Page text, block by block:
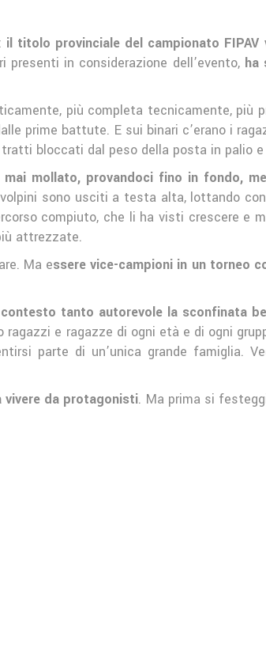
il titolo provinciale del campionato
in considerazione dell’evento, ha
più completa tecnicamente,
prime battute. E sui binari c’erano i
bloccati dal peso della posta in palio
mollato, provandoci fino in fondo,
sono usciti a testa alta, lottando
compiuto, che li ha visti crescere e
attrezzate.
Ma essere vice-campioni in un torneo
tanto autorevole la sconfinata
ragazzi e ragazze di ogni età e di ogni
parte di un’unica grande famiglia.
vivere da protagonisti. Ma prima si